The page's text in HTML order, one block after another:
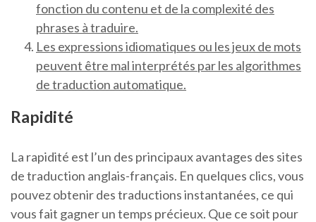
fonction du contenu et de la complexité des
phrases à traduire.
Les expressions idiomatiques ou les jeux de mots
peuvent être mal interprétés par les algorithmes
de traduction automatique.
Rapidité
La rapidité est l’un des principaux avantages des sites
de traduction anglais-français. En quelques clics, vous
pouvez obtenir des traductions instantanées, ce qui
vous fait gagner un temps précieux. Que ce soit pour